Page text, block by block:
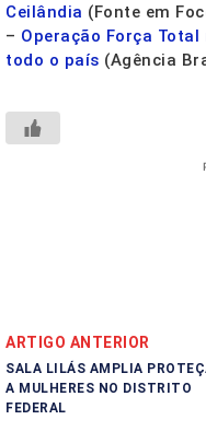
Ceilândia (Fonte em
– Operação Força
todo o país (Agência
ARTIGO ANTERIOR
SALA LILÁS AMPLIA
A MULHERES NO DISTRITO
FEDERAL